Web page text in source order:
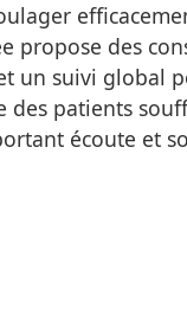
propose des
un suivi global
des patients
écoute et